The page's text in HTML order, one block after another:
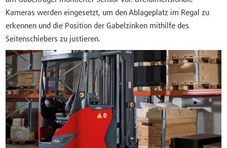
Kameras werden eingesetzt, um den Ablageplatz im Regal zu
erkennen und die Position der Gabelzinken mithilfe des
Seitenschiebers zu justieren.